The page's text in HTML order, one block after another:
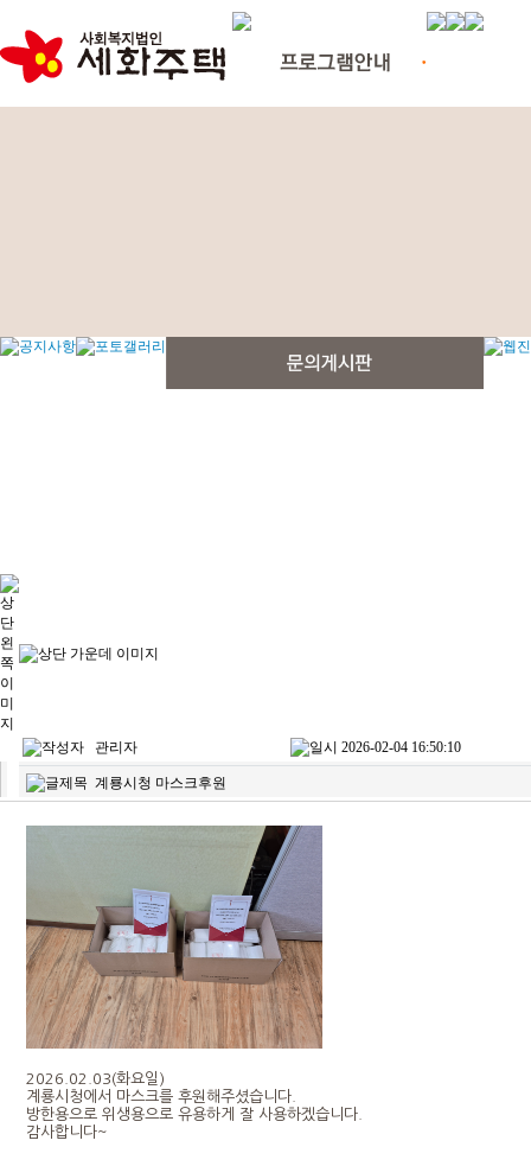
관리자 2026-02-04 16:50:10
계룡시청 마스크후원
2026.02.03(화요일)
계룡시청에서 마스크를 후원해주셨습니다.
방한용으로 위생용으로 유용하게 잘 사용하겠습니다.
감사합니다~